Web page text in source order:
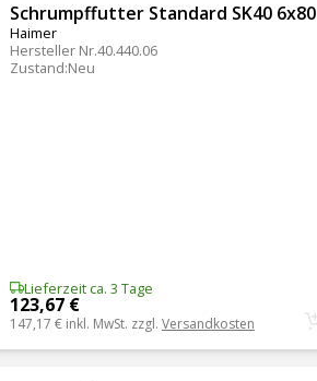
Schrumpffutter Standard SK40 6x80
Haimer
Hersteller Nr.40.440.06
Zustand:Neu
Lieferzeit ca. 3 Tage
123,67 €
147,17 € inkl. MwSt. zzgl. Versandkosten